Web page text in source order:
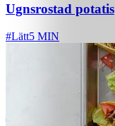
Ugnsrostad potatis
#Lätt5 MIN